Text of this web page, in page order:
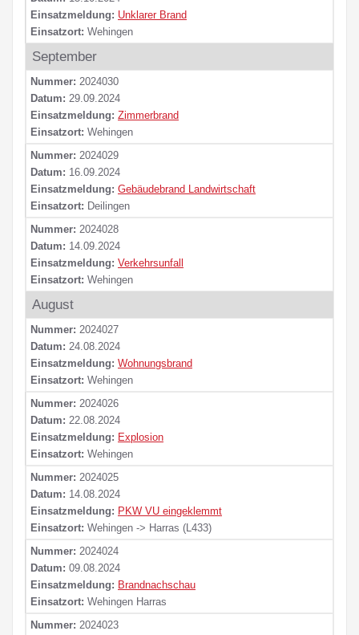
Einsatzmeldung: Unklarer Brand
Einsatzort: Wehingen
September
Nummer: 2024030
Datum: 29.09.2024
Einsatzmeldung: Zimmerbrand
Einsatzort: Wehingen
Nummer: 2024029
Datum: 16.09.2024
Einsatzmeldung: Gebäudebrand Landwirtschaft
Einsatzort: Deilingen
Nummer: 2024028
Datum: 14.09.2024
Einsatzmeldung: Verkehrsunfall
Einsatzort: Wehingen
August
Nummer: 2024027
Datum: 24.08.2024
Einsatzmeldung: Wohnungsbrand
Einsatzort: Wehingen
Nummer: 2024026
Datum: 22.08.2024
Einsatzmeldung: Explosion
Einsatzort: Wehingen
Nummer: 2024025
Datum: 14.08.2024
Einsatzmeldung: PKW VU eingeklemmt
Einsatzort: Wehingen -> Harras (L433)
Nummer: 2024024
Datum: 09.08.2024
Einsatzmeldung: Brandnachschau
Einsatzort: Wehingen Harras
Nummer: 2024023